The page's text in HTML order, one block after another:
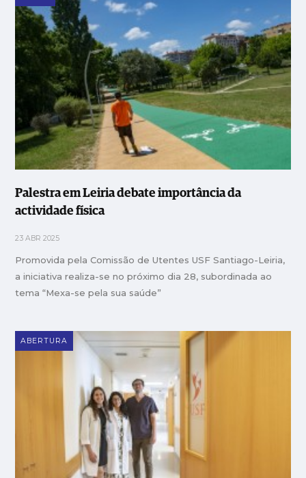
Palestra em Leiria debate importância da
actividade física
23 ABR 2025
Promovida pela Comissão de Utentes USF Santiago-Leiria,
a iniciativa realiza-se no próximo dia 28, subordinada ao
tema “Mexa-se pela sua saúde”
ABERTURA